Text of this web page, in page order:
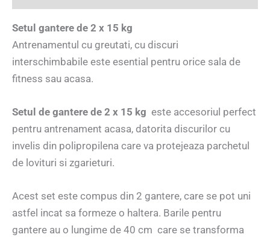
Setul gantere de 2 x 15 kg
Antrenamentul cu greutati, cu discuri
interschimbabile este esential pentru orice sala de
fitness sau acasa.
Setul de gantere de 2 x 15 kg este accesoriul perfect
pentru antrenament acasa, datorita discurilor cu
invelis din polipropilena care va protejeaza parchetul
de lovituri si zgarieturi.
Acest set este compus din 2 gantere, care se pot uni
astfel incat sa formeze o haltera. Barile pentru
gantere au o lungime de 40 cm care se transforma